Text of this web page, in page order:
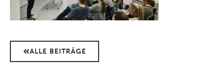
ALLE BEITRÄGE